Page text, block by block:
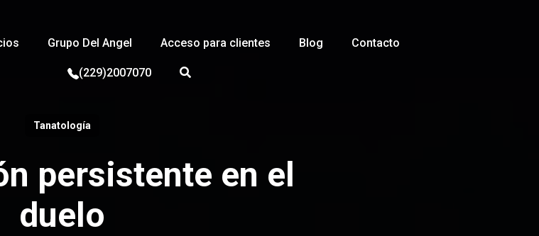
Grupo Del Angel Acceso para clientes Blog Contacto
(229)2007070
Tanatología
persistente en el
duelo